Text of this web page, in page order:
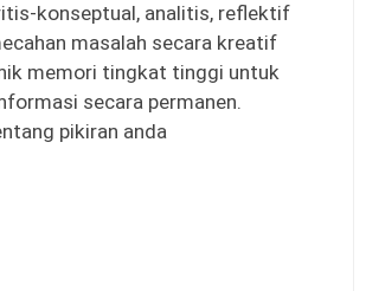
konseptual, analitis, reflektif
masalah secara kreatif
memori tingkat tinggi untuk
secara permanen.
pikiran anda